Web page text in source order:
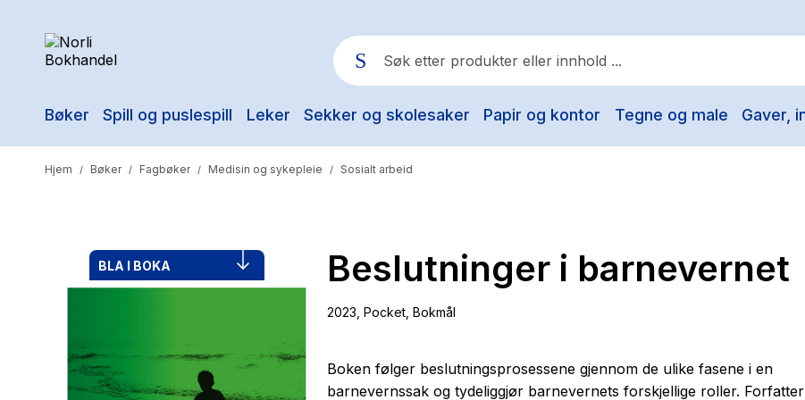
Bøker Spill og puslespill Leker Sekker og skolesaker Papir og kontor Tegne og male Gaver,
Populære søk
Yesteryear
Elizabeth Strout
The Housemaid
Hjem / Bøker / Fagbøker / Medisin og sykepleie / Sosialt arbeid
Beslutninger i barnevernet
2023 , Pocket , Bokmål
BLA I BOKA
Boken følger beslutningsprosessene gjennom de ulike fasene i en
barnevernssak og tydeliggjør barnevernets forskjellige roller.